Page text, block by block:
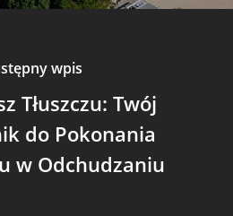
wpis
Tłuszczu: Twój
do Pokonania
w Odchudzaniu